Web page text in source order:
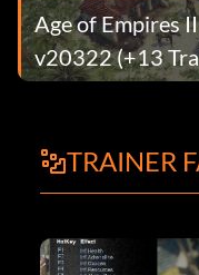
Age of Empires
v20322 (+13
TRAINER